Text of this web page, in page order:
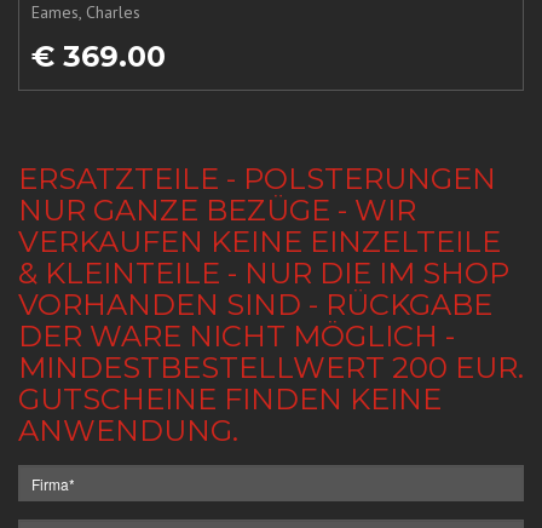
Eames, Charles
€ 369.00
ERSATZTEILE - POLSTERUNGEN
NUR GANZE BEZÜGE - WIR
VERKAUFEN KEINE EINZELTEILE
& KLEINTEILE - NUR DIE IM SHOP
VORHANDEN SIND - RÜCKGABE
DER WARE NICHT MÖGLICH -
MINDESTBESTELLWERT 200 EUR.
GUTSCHEINE FINDEN KEINE
ANWENDUNG.